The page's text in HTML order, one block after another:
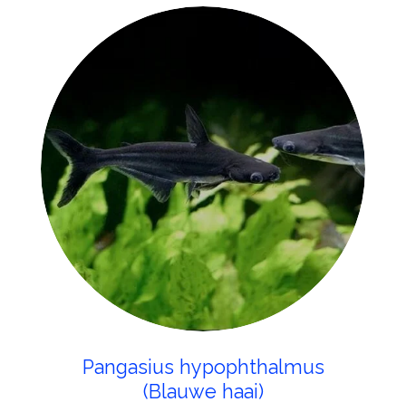
Pangasius hypophthalmus
(Blauwe haai)